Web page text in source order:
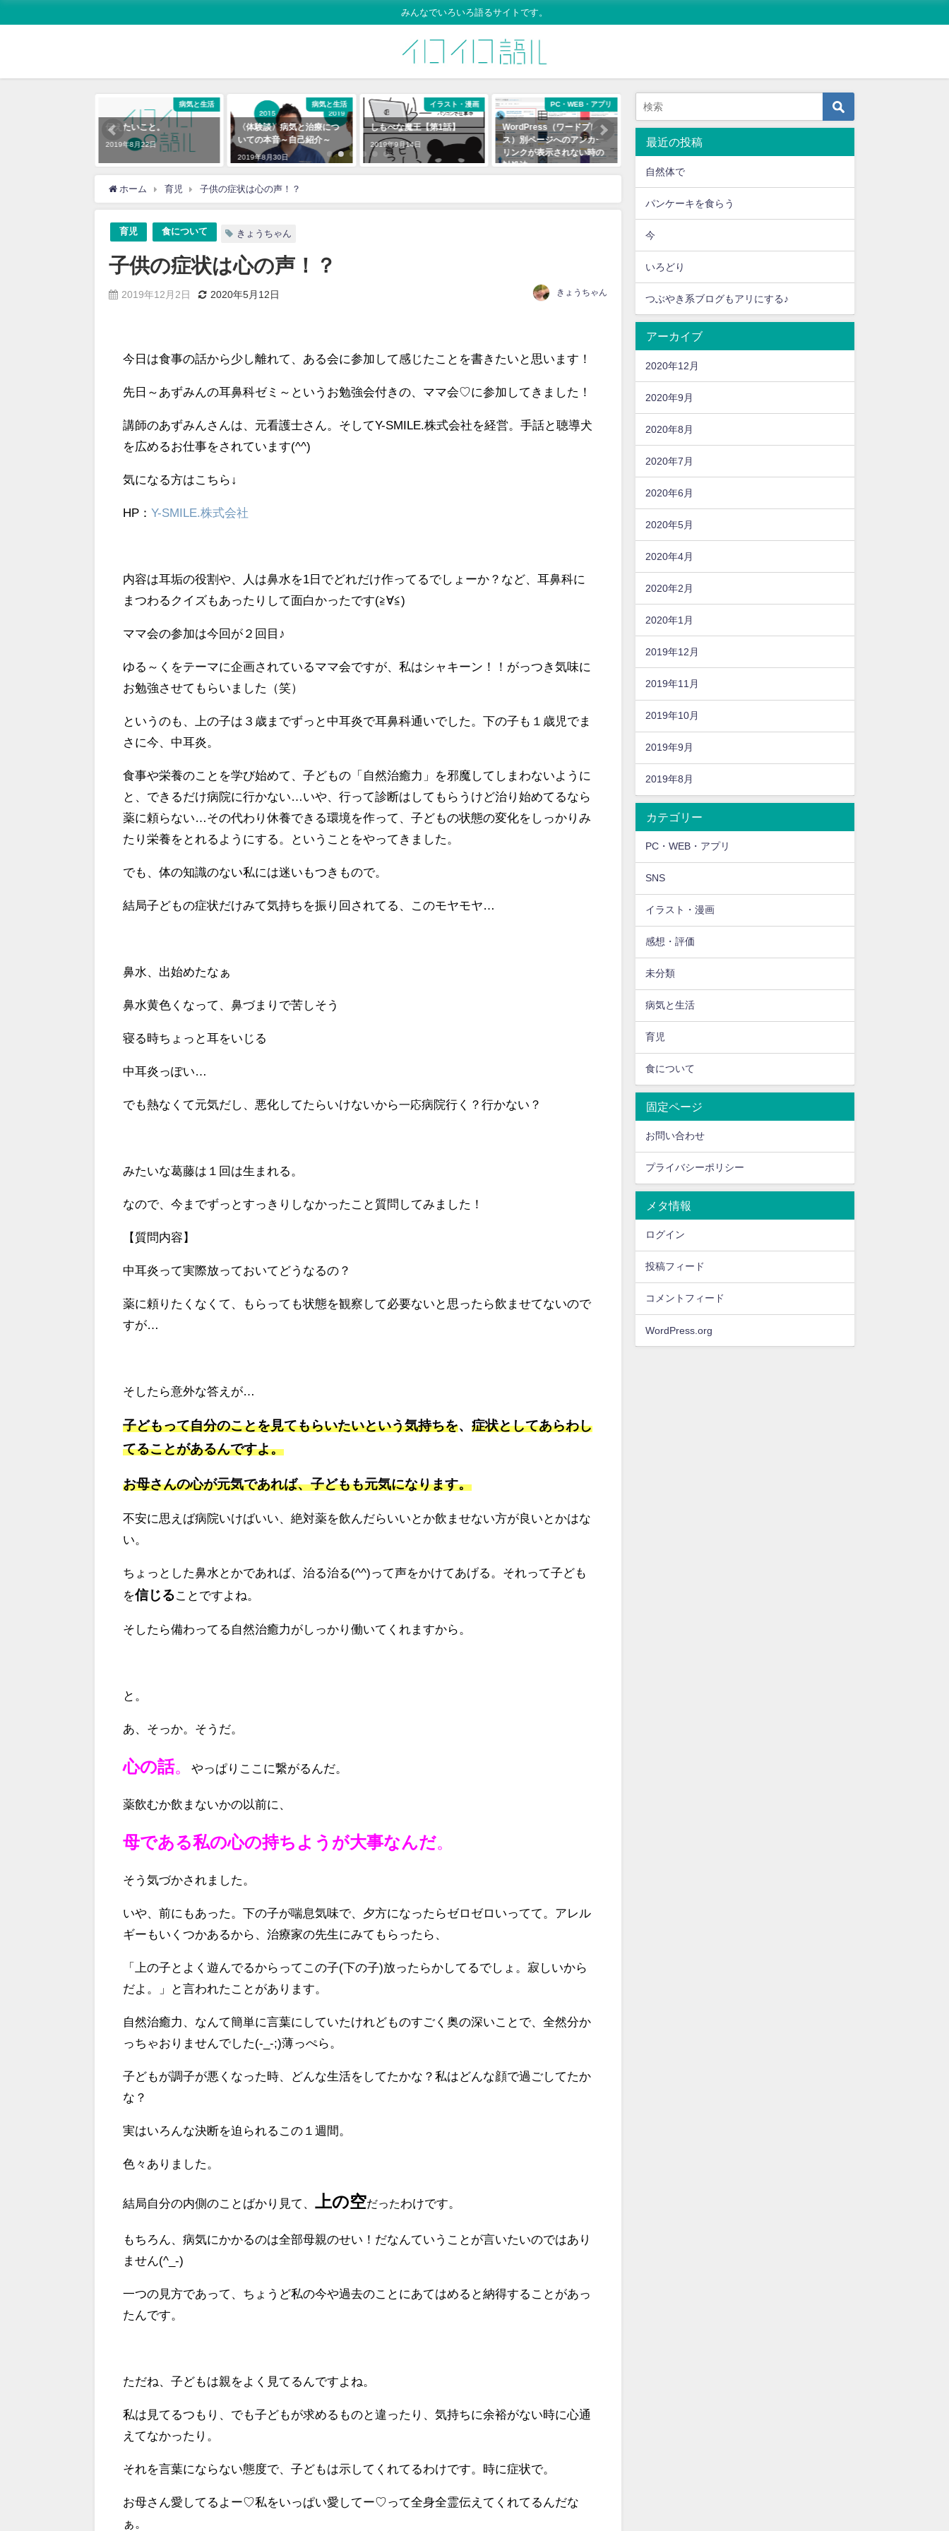
みんなでいろいろ語るサイトです。
病気と生活
伝えたいこと。
2019年8月22日
病気と生活
〈体験談〉病気と治療につ
いての本音～自己紹介～
2019年8月30日
イラスト・漫画
しもべな魔王【第1話】
2019年9月14日
PC・WEB・アプリ
WordPress（ワードプレ
ス）別ページへのアンカー
リンクが表示されない時の
対処法
男の子育て 001父親にな
る日
2019年10月1日
イラスト・漫画
ラグビーワールドカップ
2019年9月21日
ホーム 育児 子供の症状は心の声！？
育児 食について きょうちゃん
子供の症状は心の声！？
2019年12月2日 2020年5月12日 きょうちゃん
今日は食事の話から少し離れて、ある会に参加して感じたことを書きたいと思います！
先日～あずみんの耳鼻科ゼミ～というお勉強会付きの、ママ会♡に参加してきました！
講師のあずみんさんは、元看護士さん。そしてY-SMILE.株式会社を経営。手話と聴導犬
を広めるお仕事をされています(^^)
気になる方はこちら↓
HP：Y-SMILE.株式会社
内容は耳垢の役割や、人は鼻水を1日でどれだけ作ってるでしょーか？など、耳鼻科に
まつわるクイズもあったりして面白かったです(≧∀≦)
ママ会の参加は今回が２回目♪
ゆる～くをテーマに企画されているママ会ですが、私はシャキーン！！がっつき気味に
お勉強させてもらいました（笑）
というのも、上の子は３歳までずっと中耳炎で耳鼻科通いでした。下の子も１歳児でま
さに今、中耳炎。
食事や栄養のことを学び始めて、子どもの「自然治癒力」を邪魔してしまわないように
と、できるだけ病院に行かない…いや、行って診断はしてもらうけど治り始めてるなら
薬に頼らない…その代わり休養できる環境を作って、子どもの状態の変化をしっかりみ
たり栄養をとれるようにする。ということをやってきました。
でも、体の知識のない私には迷いもつきもので。
結局子どもの症状だけみて気持ちを振り回されてる、このモヤモヤ…
鼻水、出始めたなぁ
鼻水黄色くなって、鼻づまりで苦しそう
寝る時ちょっと耳をいじる
中耳炎っぽい…
でも熱なくて元気だし、悪化してたらいけないから一応病院行く？行かない？
みたいな葛藤は１回は生まれる。
なので、今までずっとすっきりしなかったこと質問してみました！
【質問内容】
中耳炎って実際放っておいてどうなるの？
薬に頼りたくなくて、もらっても状態を観察して必要ないと思ったら飲ませてないので
すが…
そしたら意外な答えが…
子どもって自分のことを見てもらいたいという気持ちを、症状としてあらわし
てることがあるんですよ。
お母さんの心が元気であれば、子どもも元気になります。
不安に思えば病院いけばいい、絶対薬を飲んだらいいとか飲ませない方が良いとかはな
い。
ちょっとした鼻水とかであれば、治る治る(^^)って声をかけてあげる。それって子ども
を信じる ことですよね。
そしたら備わってる自然治癒力がしっかり働いてくれますから。
と。
あ、そっか。そうだ。
心の話。やっぱりここに繋がるんだ。
薬飲むか飲まないかの以前に、
母である私の心の持ちようが大事なんだ。
そう気づかされました。
いや、前にもあった。下の子が喘息気味で、夕方になったらゼロゼロいってて。アレル
ギーもいくつかあるから、治療家の先生にみてもらったら、
「上の子とよく遊んでるからってこの子(下の子)放ったらかしてるでしょ。寂しいから
だよ。」と言われたことがあります。
自然治癒力、なんて簡単に言葉にしていたけれどものすごく奥の深いことで、全然分か
っちゃおりませんでした(-_-;)薄っぺら。
子どもが調子が悪くなった時、どんな生活をしてたかな？私はどんな顔で過ごしてたか
な？
実はいろんな決断を迫られるこの１週間。
色々ありました。
結局自分の内側のことばかり見て、 上の空だったわけです。
もちろん、病気にかかるのは全部母親のせい！だなんていうことが言いたいのではあり
ません(^_-)
一つの見方であって、ちょうど私の今や過去のことにあてはめると納得することがあっ
たんです。
ただね、子どもは親をよく見てるんですよね。
私は見てるつもり、でも子どもが求めるものと違ったり、気持ちに余裕がない時に心通
えてなかったり。
それを言葉にならない態度で、子どもは示してくれてるわけです。時に症状で。
お母さん愛してるよー♡私をいっぱい愛してー♡って全身全霊伝えてくれてるんだな
ぁ。
最近の投稿
自然体で
パンケーキを食らう
今
いろどり
つぶやき系ブログもアリにする♪
アーカイブ
2020年12月
2020年9月
2020年8月
2020年7月
2020年6月
2020年5月
2020年4月
2020年2月
2020年1月
2019年12月
2019年11月
2019年10月
2019年9月
2019年8月
カテゴリー
PC・WEB・アプリ
SNS
イラスト・漫画
感想・評価
未分類
病気と生活
育児
食について
固定ページ
お問い合わせ
プライバシーポリシー
メタ情報
ログイン
投稿フィード
コメントフィード
WordPress.org